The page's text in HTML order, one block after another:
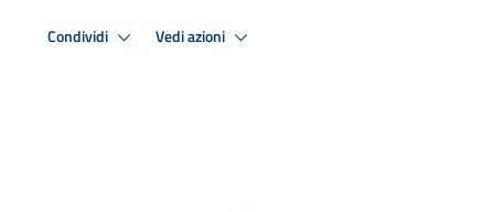
Condividi Vedi azioni